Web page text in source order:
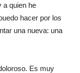
a quien he
hacer por los
una nueva: una
Es muy